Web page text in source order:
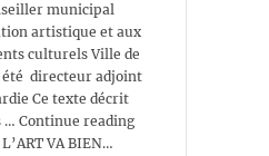
municipal
artistique et aux
culturels Ville de
été directeur adjoint
Ce texte décrit
Continue reading
VA BIEN…